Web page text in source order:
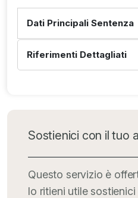
Dati Principali Sentenza
Riferimenti Dettagliati
Sostienici con il tuo
Questo servizio è
lo ritieni utile